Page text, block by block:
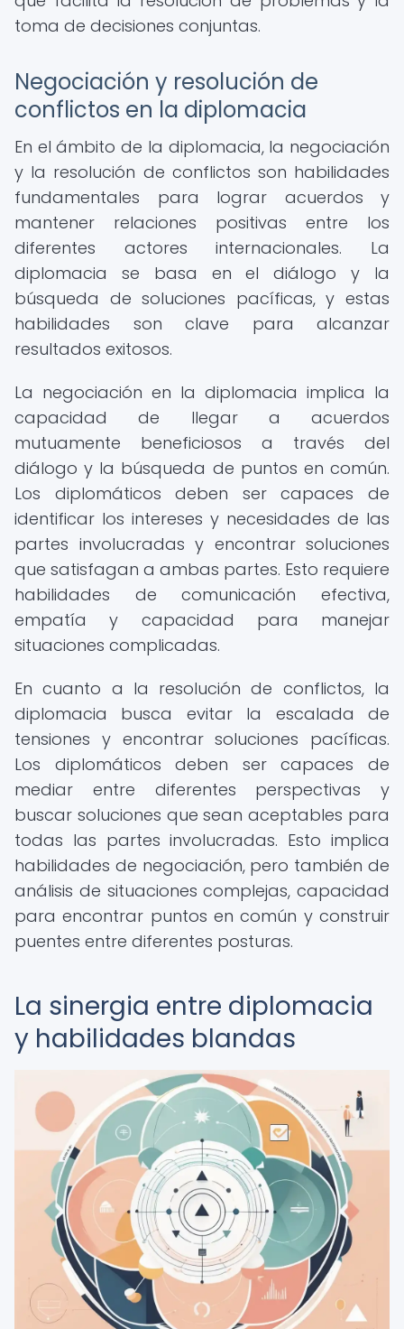
toma de decisiones conjuntas.
Negociación y resolución de
conflictos en la diplomacia
En el ámbito de la diplomacia, la negociación
y la resolución de conflictos son habilidades
fundamentales para lograr acuerdos y
mantener relaciones positivas entre los
diferentes actores internacionales. La
diplomacia se basa en el diálogo y la
búsqueda de soluciones pacíficas, y estas
habilidades son clave para alcanzar
resultados exitosos.
La negociación en la diplomacia implica la
capacidad de llegar a acuerdos
mutuamente beneficiosos a través del
diálogo y la búsqueda de puntos en común.
Los diplomáticos deben ser capaces de
identificar los intereses y necesidades de las
partes involucradas y encontrar soluciones
que satisfagan a ambas partes. Esto requiere
habilidades de comunicación efectiva,
empatía y capacidad para manejar
situaciones complicadas.
En cuanto a la resolución de conflictos, la
diplomacia busca evitar la escalada de
tensiones y encontrar soluciones pacíficas.
Los diplomáticos deben ser capaces de
mediar entre diferentes perspectivas y
buscar soluciones que sean aceptables para
todas las partes involucradas. Esto implica
habilidades de negociación, pero también de
análisis de situaciones complejas, capacidad
para encontrar puntos en común y construir
puentes entre diferentes posturas.
La sinergia entre diplomacia
y habilidades blandas